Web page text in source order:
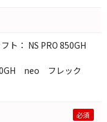
ト： NS PRO 850GH
neo フレック